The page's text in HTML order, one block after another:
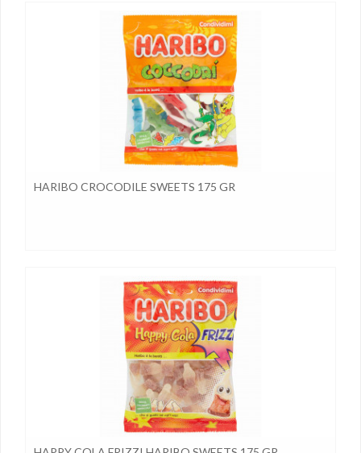
HARIBO CROCODILE SWEETS 175 GR